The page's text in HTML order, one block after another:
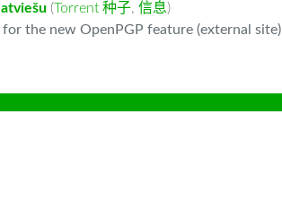
latviešu (Torrent 种子, 信息)
for the new OpenPGP feature (external site)